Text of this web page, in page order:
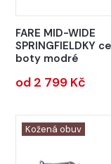
FARE MID-WIDE
SPRINGFIELDKY
boty modré
od 2 799 Kč
Kožená obuv